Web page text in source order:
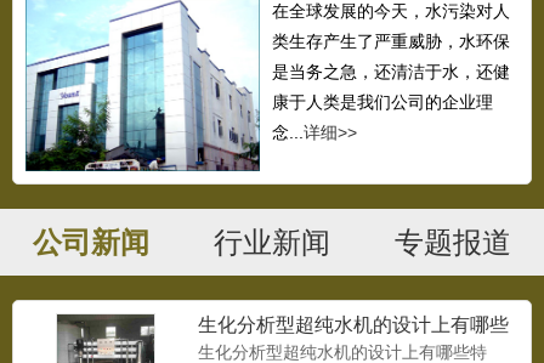
在全球发展的今天，水污染对人
类生存产生了严重威胁，水环保
是当务之急，还清洁于水，还健
康于人类是我们公司的企业理
念...详细>>
公司新闻 行业新闻 专题报道
生化分析型超纯水机的设计上有哪些
特点
生化分析型超纯水机的设计上有哪些特